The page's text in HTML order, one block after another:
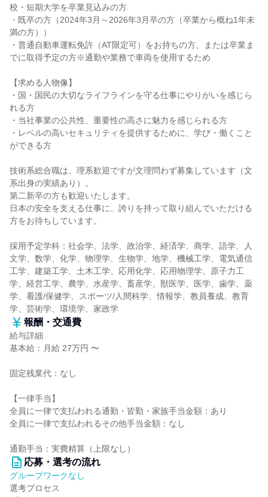
校・短期大学を卒業見込みの方
・既卒の方（2024年3月～2026年3月卒の方（卒業から概ね1年未
満の方））
・普通自動車運転免許（AT限定可）をお持ちの方、または卒業ま
でに取得予定の方※通勤や業務で車両を使用するため
【求める人物像】
・国・国民の大切なライフラインを守る仕事にやりがいを感じら
れる方
・当社事業の公共性、重要性の高さに魅力を感じられる方
・レベルの高いセキュリティを提供するために、学び・働くこと
ができる方
技術系総合職は、理系歓迎ですが文理問わず募集しています（文
系出身の実績あり）。
第二新卒の方も歓迎いたします。
日本の安全を支える仕事に、誇りを持って取り組んでいただける
方をお待ちしています。
採用予定学科：社会学、法学、政治学、経済学、商学、語学、人
文学、数学、化学、物理学、生物学、地学、機械工学、電気通信
工学、建築工学、土木工学、応用化学、応用物理学、原子力工
学、経営工学、農学、水産学、畜産学、獣医学、医学、歯学、薬
学、看護/保健学、スポーツ/人間科学、情報学、教員養成、教育
学、芸術学、環境学、家政学
報酬・交通費
給与詳細
基本給：月給 27万円 〜
固定残業代：なし
【一律手当】
全員に一律で支払われる通勤・皆勤・家族手当金額：あり
全員に一律で支払われるその他手当金額：なし
通勤手当：実費精算（上限なし）
応募・選考の流れ
グループワークなし
選考プロセス